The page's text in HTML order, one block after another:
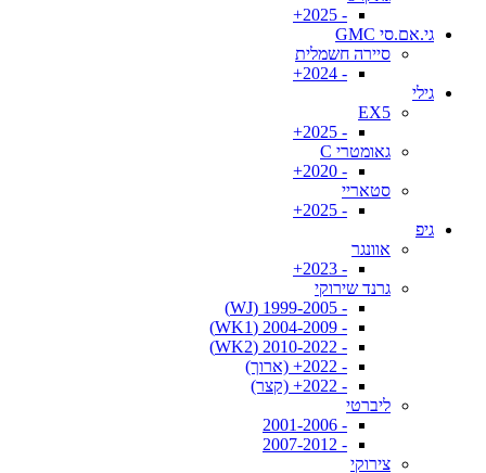
- 2025+
גי.אם.סי GMC
סיירה חשמלית
- 2024+
גילי
EX5
- 2025+
גאומטרי C
- 2020+
סטאריי
- 2025+
גיפ
אוונגר
- 2023+
גרנד שירוקי
- 1999-2005 (WJ)
- 2004-2009 (WK1)
- 2010-2022 (WK2)
- 2022+ (ארוך)
- 2022+ (קצר)
ליברטי
- 2001-2006
- 2007-2012
צירוקי